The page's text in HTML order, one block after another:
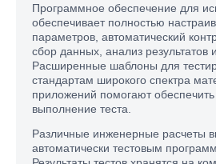
Программное обеспечение для
обеспечивает полностью
параметров, автоматический
сбор данных, анализ результатов
Расширенные шаблоны для
стандартам широкого спектра
приложений помогают
выполнение теста.
Различные инженерные расчеты
автоматически тестовым